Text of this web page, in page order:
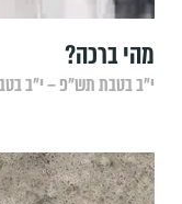
מהי ברכה?
י״ב בטבת תש״פ – י״ב בטבת